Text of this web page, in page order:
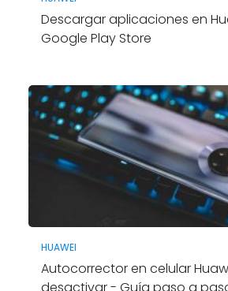
Descargar aplicaciones en
Google Play Store
HUAWEI
Autocorrector en celular